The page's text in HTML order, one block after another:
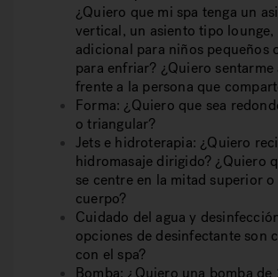
¿Quiero que mi spa tenga un
vertical, un asiento tipo lounge,
adicional para niños pequeños
para enfriar? ¿Quiero sentarme
frente a la persona que
Forma: ¿Quiero que sea
o triangular?
Jets e hidroterapia: ¿Quiero
hidromasaje dirigido? ¿Quiero
se centre en la mitad superior
cuerpo?
Cuidado del agua y
opciones de desinfectante son
con el spa?